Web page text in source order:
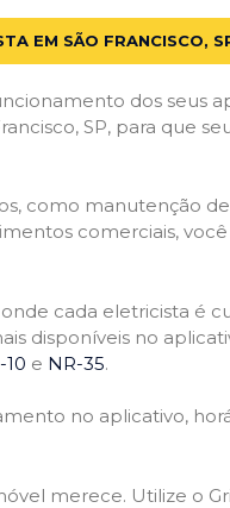
EM SÃO FRANCISCO,
dos seus
SP, para que
como manutenção
comerciais,
cada eletricista é
disponíveis no
10 e NR-35.
no aplicativo,
merece. Utilize o